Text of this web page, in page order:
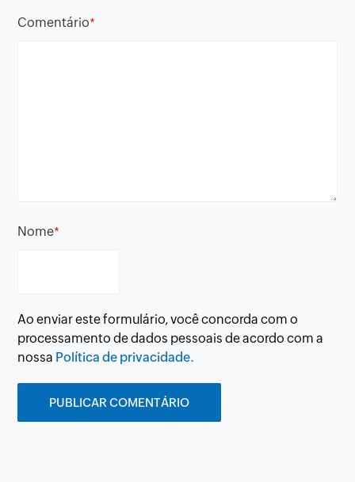
Comentário*
Nome*
Ao enviar este formulário, você concorda com o
processamento de dados pessoais de acordo com a
nossa Política de privacidade.